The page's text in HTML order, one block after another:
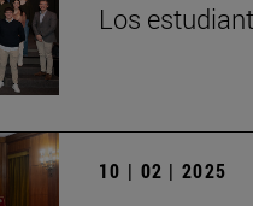
Los
10 | 02 | 2025